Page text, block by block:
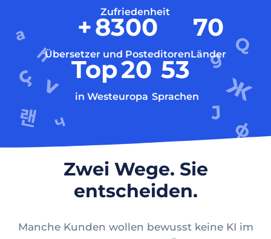
Zufriedenheit
+8300
Übersetzer und Posteditoren
70
Länder
Top20
in Westeuropa
53
Sprachen
Zwei Wege. Sie
entscheiden.
Manche Kunden wollen bewusst keine KI im